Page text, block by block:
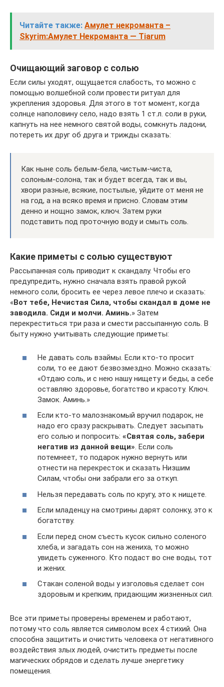
Читайте также: Амулет некроманта –
Skyrim:Амулет Некроманта — Tiarum
Очищающий заговор с солью
Если силы уходят, ощущается слабость, то можно с
помощью волшебной соли провести ритуал для
укрепления здоровья. Для этого в тот момент, когда
солнце наполовину село, надо взять 1 ст.л. соли в руки,
капнуть на нее немного святой воды, сомкнуть ладони,
потереть их друг об друга и трижды сказать:
Как ныне соль белым-бела, чистым-чиста,
солоным-солона, так и будет всегда, так и вы,
хвори разные, всякие, постылые, уйдите от меня не
на год, а на всяко время и присно. Словам этим
денно и нощно замок, ключ. Затем руки
подставить под проточную воду и смыть соль.
Какие приметы с солью существуют
Рассыпанная соль приводит к скандалу. Чтобы его
предупредить, нужно сначала взять правой рукой
немного соли, бросить ее через левое плечо и сказать:
«Вот тебе, Нечистая Сила, чтобы скандал в доме не
заводила. Сиди и молчи. Аминь.» Затем
перекреститься три раза и смести рассыпанную соль. В
быту нужно учитывать следующие приметы:
Не давать соль взаймы. Если кто-то просит
соли, то ее дают безвозмездно. Можно сказать:
«Отдаю соль, и с нею нашу нищету и беды, а себе
оставляю здоровье, богатство и красоту. Ключ.
Замок. Аминь.»
Если кто-то малознакомый вручил подарок, не
надо его сразу раскрывать. Следует засыпать
его солью и попросить: «Святая соль, забери
негатив из данной вещи». Если соль
потемнеет, то подарок нужно вернуть или
отнести на перекресток и сказать Низшим
Силам, чтобы они забрали его за откуп.
Нельзя передавать соль по кругу, это к нищете.
Если младенцу на смотрины дарят солонку, это к
богатству.
Если перед сном съесть кусок сильно соленого
хлеба, и загадать сон на жениха, то можно
увидеть суженного. Кто подаст во сне воды, тот
и жених.
Стакан соленой воды у изголовья сделает сон
здоровым и крепким, придающим жизненных сил.
Все эти приметы проверены временем и работают,
потому что соль является символом всех 4 стихий. Она
способна защитить и очистить человека от негативного
воздействия злых людей, очистить предметы после
магических обрядов и сделать лучше энергетику
помещения.